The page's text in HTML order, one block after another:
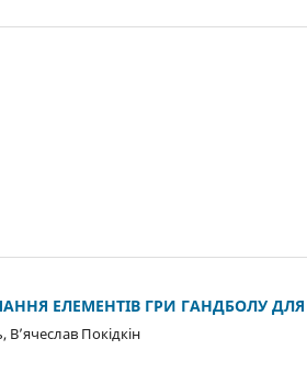
ЕЛЕМЕНТІВ ГРИ ГАНДБОЛУ
В’ячеслав Покідкін